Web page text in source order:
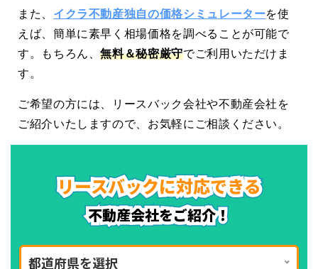
また、 イクラ不動産独自の価格シミュレーターを使
えば、簡単に素早く相場価格を調べることが可能で
す。もちろん、無料＆秘密厳守でご利用いただけま
す。
ご希望の方には、リースバック会社や不動産会社を
ご紹介いたしますので、お気軽にご相談ください。